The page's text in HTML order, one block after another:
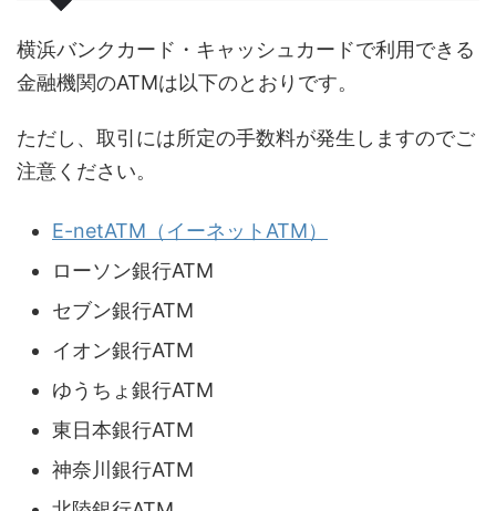
横浜バンクカード・キャッシュカードで利用できる
金融機関のATMは以下のとおりです。
ただし、取引には所定の手数料が発生しますのでご
注意ください。
E-netATM（イーネットATM）
ローソン銀行ATM
セブン銀行ATM
イオン銀行ATM
ゆうちょ銀行ATM
東日本銀行ATM
神奈川銀行ATM